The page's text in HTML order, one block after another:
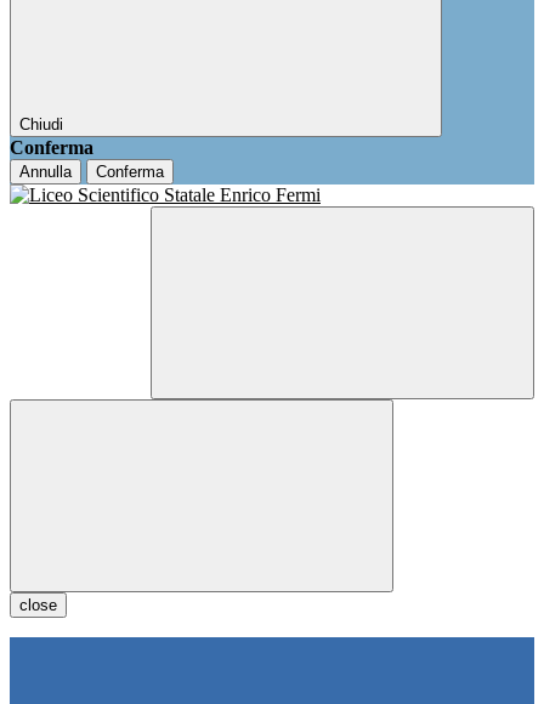
Chiudi
Conferma
Annulla Conferma
close